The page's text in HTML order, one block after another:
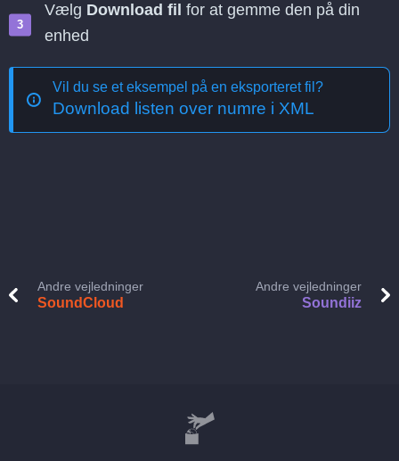
Vælg Download fil for at gemme den på din
enhed
Vil du se et eksempel på en eksporteret fil?
Download listen over numre i XML
Andre vejledninger
SoundCloud
Andre vejledninger
Soundiiz